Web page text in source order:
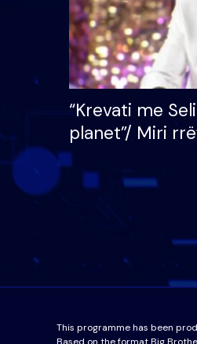
“Krevati me
planet”/ Miri
bukura në
mungojë zilja
This programme has been
Based on the format Big